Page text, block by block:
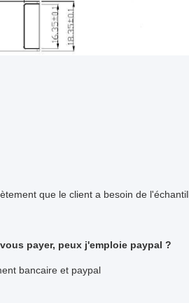
que le client a besoin de
payer, peux j'emploie paypal ?
bancaire et paypal